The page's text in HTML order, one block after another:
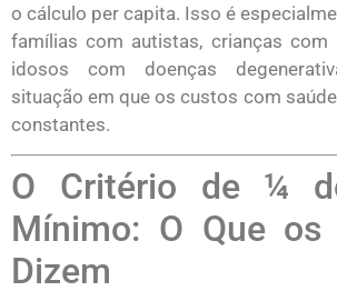
o cálculo per capita. Isso é
famílias com autistas, crianças com
idosos com doenças
situação em que os custos com
constantes.
O Critério de ¼
Mínimo: O Que os
Dizem